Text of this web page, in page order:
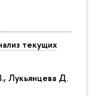
текущих
Лукьянцева Д.